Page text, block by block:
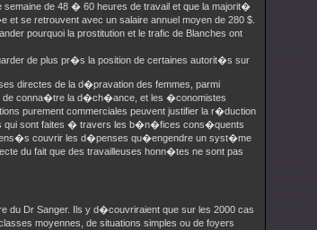
semaine de 48 � 60 heures de travail et que la majorit�
se retrouvent avec un salaire annuel moyen de 280 $.
pourquoi la prostitution et le trafic de Blanches ont
de plus pr�s la position de certaines autorit�s sur
directes de la d�pravation des femmes, parmi
de conna�tre la d�ch�ance, et les �conomistes
purement commerciales peuvent justifier la r�duction
qui sont faites � travers les b�n�fices cons�quents
couvrir les d�penses qu�engendre un syst�me
du fait que des travailleuses honn�tes ne sont pas
Dr Sanger. Ils y d�couvriraient que sur les 2000 cas
moyennes, de situations simples ou de foyers